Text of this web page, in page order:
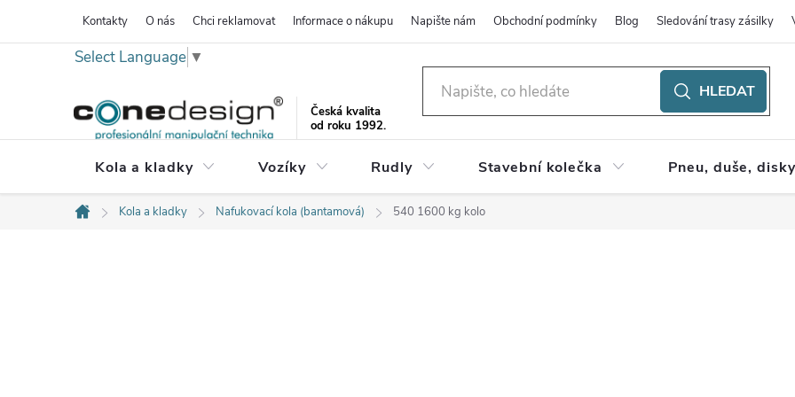
na
Kontakty O nás Chci reklamovat Informace o nákupu Napište nám Obchodní podmínky Blog Sledování trasy zásilky
Select Language ▼
Česká kvalita
od roku 1992.
HLEDAT
Kola a kladky Vozíky Rudly Stavební kolečka Pneu, duše, disky
Domů
Kola a kladky Nafukovací kola (bantamová) 540 1600 kg kolo